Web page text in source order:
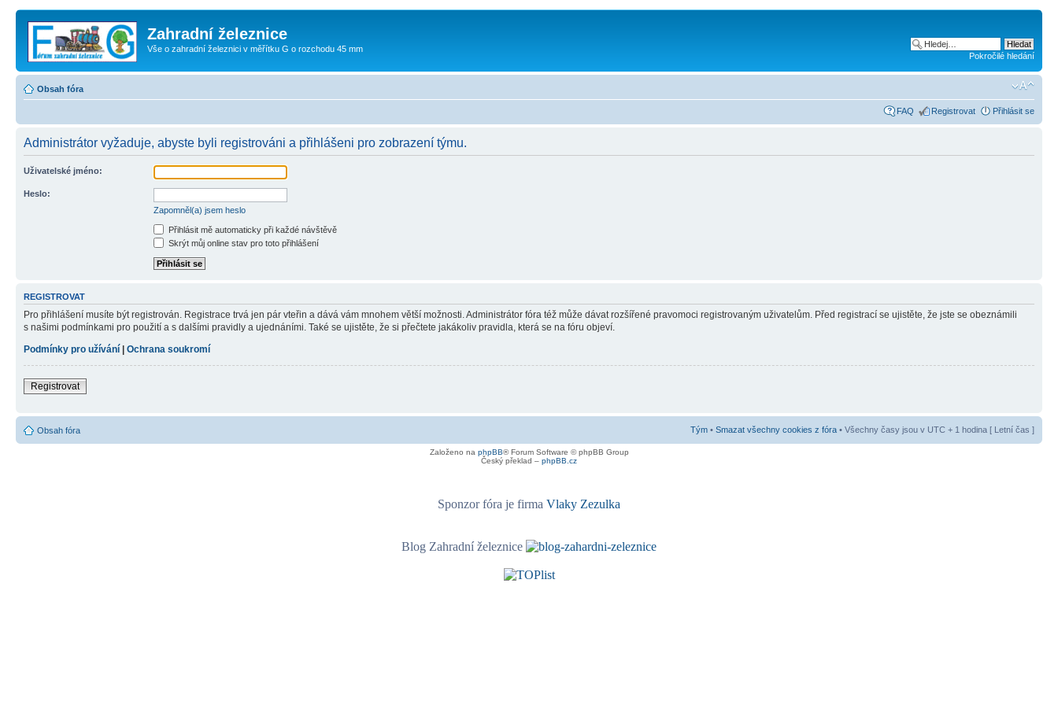
Zahradní železnice
Vše o zahradní železnici v měřítku G o rozchodu 45 mm
Pokročilé hledání
Obsah fóra
FAQ Registrovat Přihlásit se
Administrátor vyžaduje, abyste byli registrováni a přihlášeni pro zobrazení týmu.
Uživatelské jméno:
Heslo:
Zapomněl(a) jsem heslo
Přihlásit mě automaticky při každé návštěvě
Skrýt můj online stav pro toto přihlášení
REGISTROVAT
Pro přihlášení musíte být registrován. Registrace trvá jen pár vteřin a dává vám mnohem větší možnosti. Administrátor fóra též může dávat rozšířené pravomoci registrovaným uživatelům. Před registrací se ujistěte, že jste se obeznámili
s našimi podmínkami pro použití a s dalšími pravidly a ujednáními. Také se ujistěte, že si přečtete jakákoliv pravidla, která se na fóru objeví.
Podmínky pro užívání
Ochrana soukromí
Registrovat
Obsah fóra Tým • Smazat všechny cookies z fóra • Všechny časy jsou v UTC + 1 hodina [ Letní čas ]
Založeno na phpBB® Forum Software © phpBB Group
Český překlad – phpBB.cz
Sponzor fóra je firma Vlaky Zezulka
Blog Zahradní železnice